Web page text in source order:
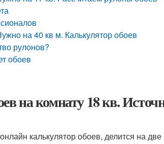
на 40 кв м. Калькулятор обоев
рулонов?
обоев
на комнату 18 кв.
калькулятор обоев, делится на две